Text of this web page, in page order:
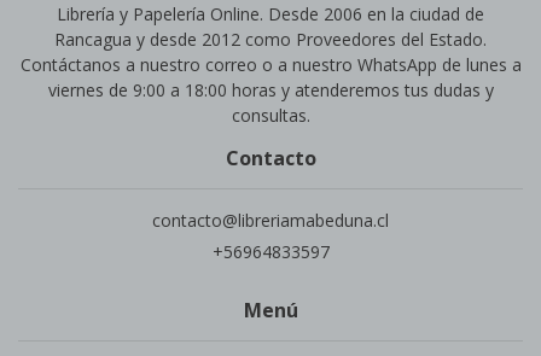
Librería y Papelería Online. Desde 2006 en la ciudad de
Rancagua y desde 2012 como Proveedores del Estado.
Contáctanos a nuestro correo o a nuestro WhatsApp de lunes a
viernes de 9:00 a 18:00 horas y atenderemos tus dudas y
consultas.
Contacto
contacto@libreriamabeduna.cl
+56964833597
Menú